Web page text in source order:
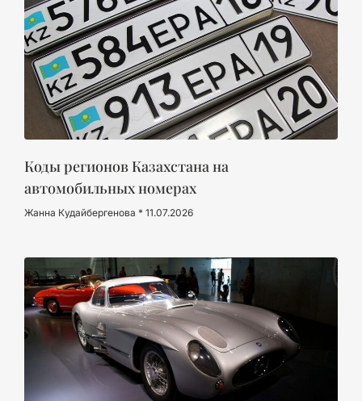
Коды регионов Казахстана на
автомобильных номерах
Жанна Кудайбергенова 11.07.2026